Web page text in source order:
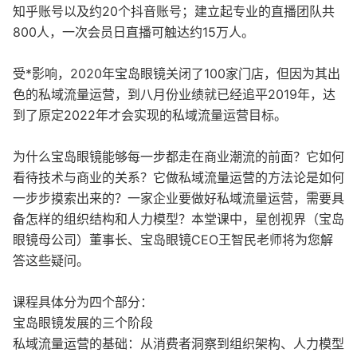
知乎账号以及约20个抖音账号；建立起专业的直播团队共
800人，一次会员日直播可触达约15万人。
受*影响，2020年宝岛眼镜关闭了100家门店，但因为其出
色的私域流量运营，到八月份业绩就已经追平2019年，达
到了原定2022年才会实现的私域流量运营目标。
为什么宝岛眼镜能够每一步都走在商业潮流的前面？它如何
看待技术与商业的关系？它做私域流量运营的方法论是如何
一步步摸索出来的？一家企业要做好私域流量运营，需要具
备怎样的组织结构和人力模型？本堂课中，星创视界（宝岛
眼镜母公司）董事长、宝岛眼镜CEO王智民老师将为您解
答这些疑问。
课程具体分为四个部分：
宝岛眼镜发展的三个阶段
私域流量运营的基础：从消费者洞察到组织架构、人力模型